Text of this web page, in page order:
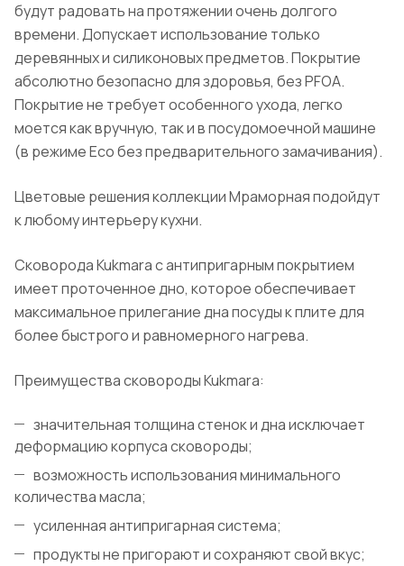
будут радовать на протяжении очень долгого
времени. Допускает использование только
деревянных и силиконовых предметов. Покрытие
абсолютно безопасно для здоровья, без PFOA.
Покрытие не требует особенного ухода, легко
моется как вручную, так и в посудомоечной машине
(в режиме Eco без предварительного замачивания).
Цветовые решения коллекции Мраморная подойдут
к любому интерьеру кухни.
Сковорода Kukmara с антипригарным покрытием
имеет проточенное дно, которое обеспечивает
максимальное прилегание дна посуды к плите для
более быстрого и равномерного нагрева.
Преимущества сковороды Kukmara:
значительная толщина стенок и дна исключает
деформацию корпуса сковороды;
возможность использования минимального
количества масла;
усиленная антипригарная система;
продукты не пригорают и сохраняют свой вкус;